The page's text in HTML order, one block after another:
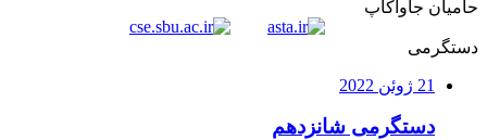
حامیان جاواکاپ
دستگرمی
21 ژوئن 2022
دستگرمی شانزدهم